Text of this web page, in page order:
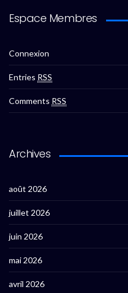
Espace Membres
Connexion
Entries RSS
Comments RSS
Archives
août 2026
juillet 2026
juin 2026
mai 2026
avril 2026